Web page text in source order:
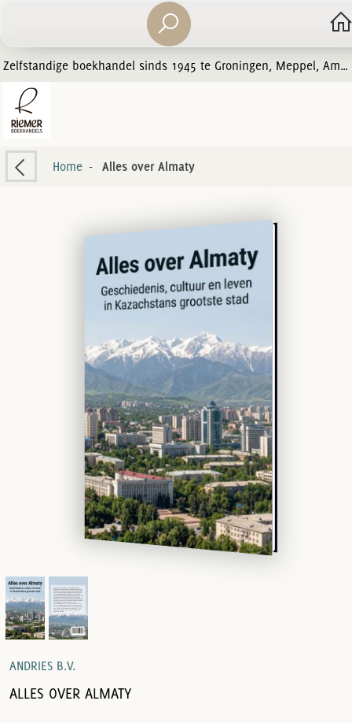
Zelfstandige boekhandel sinds 1945 te Groningen, Meppel, Amersfoort en Zwolle
Home- Alles over Almaty
ANDRIES B.V.
ALLES OVER ALMATY